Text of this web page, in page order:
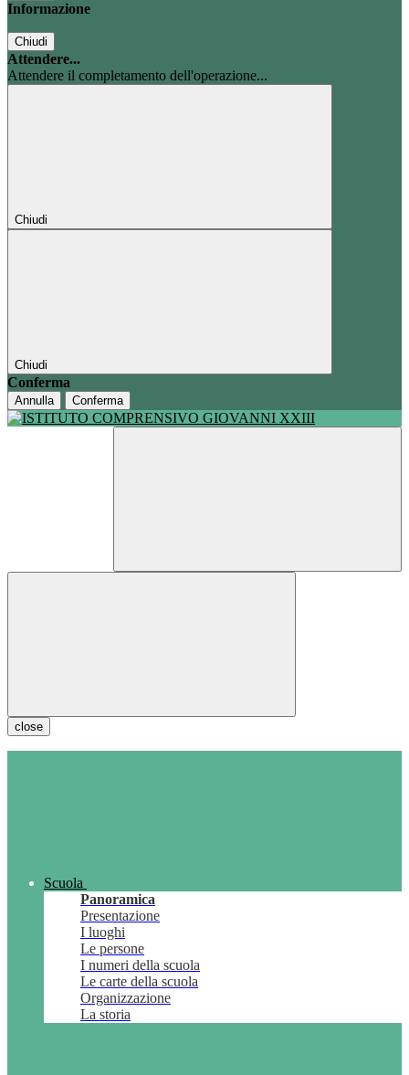
Informazione
Chiudi
Attendere...
Attendere il completamento dell'operazione...
Chiudi
Chiudi
Conferma
Annulla Conferma
close
Scuola
Panoramica
Presentazione
I luoghi
Le persone
I numeri della scuola
Le carte della scuola
Organizzazione
La storia